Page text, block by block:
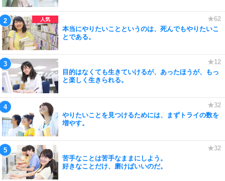
本当にやりたいことというのは、死んでもやりたいこ
とである。
目的はなくても生きていけるが、あったほうが、もっ
と楽しく生きられる。
やりたいことを見つけるためには、まずトライの数を
増やす。
苦手なことは苦手なままにしよう。
好きなことだけ、磨けばいいのだ。